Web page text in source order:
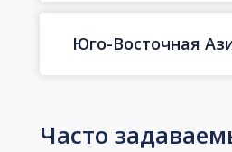
Юго-Восточная
Часто